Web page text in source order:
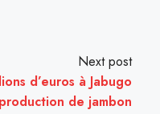
Next post
d’euros à Jabugo
de jambon